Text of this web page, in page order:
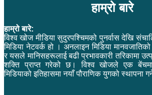
हाम्रो बारे
हाम्रो बारे:
विश्व खोज मीडिया सुदुरपश्चिमको पुनर्वास देखि
मिडिया नेटवर्क हो । अनलाइन मिडिया
र यसले मानिसहरूलाई बढी प्रभावकारी तरिकामा
शक्ति प्राप्त गरेको छ। विश्व खोजले एक
मिडियाको इतिहासमा नयाँ पौराणिक युगको स्थापना